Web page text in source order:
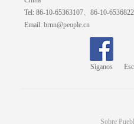
Tel: 86-10-65363107、86-10-
Email: brnn@people.cn
Síganos
Sobre